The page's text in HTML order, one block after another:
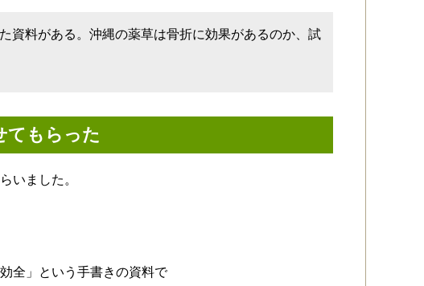
資料がある。沖縄の薬草は骨折に効果があるのか、試
てもらった
いました。
全」という手書きの資料で